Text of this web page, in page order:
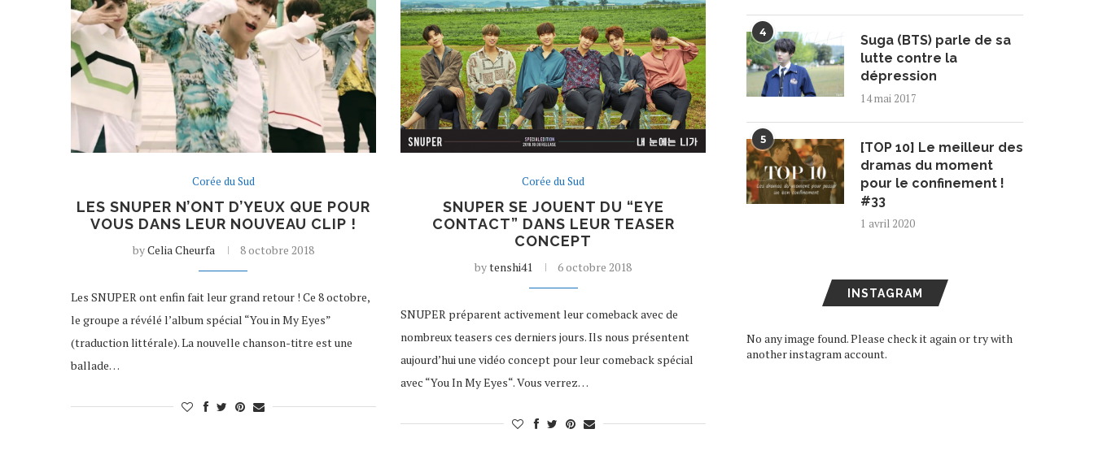
Corée du Sud
LES SNUPER N’ONT D’YEUX QUE POUR
VOUS DANS LEUR NOUVEAU CLIP !
byCelia Cheurfa 8 octobre 2018
Les SNUPER ont enfin fait leur grand retour ! Ce 8 octobre,
le groupe a révélé l’album spécial “You in My Eyes”
(traduction littérale). La nouvelle chanson-titre est une
ballade…
Corée du Sud
SNUPER SE JOUENT DU “EYE
CONTACT” DANS LEUR TEASER
CONCEPT
bytenshi41 6 octobre 2018
SNUPER préparent activement leur comeback avec de
nombreux teasers ces derniers jours. Ils nous présentent
aujourd’hui une vidéo concept pour leur comeback spécial
avec “You In My Eyes“. Vous verrez…
4
Suga (BTS) parle de sa
lutte contre la
dépression
14 mai 2017
5
[TOP 10] Le meilleur des
dramas du moment
pour le confinement !
#33
1 avril 2020
INSTAGRAM
No any image found. Please check it again or try with
another instagram account.